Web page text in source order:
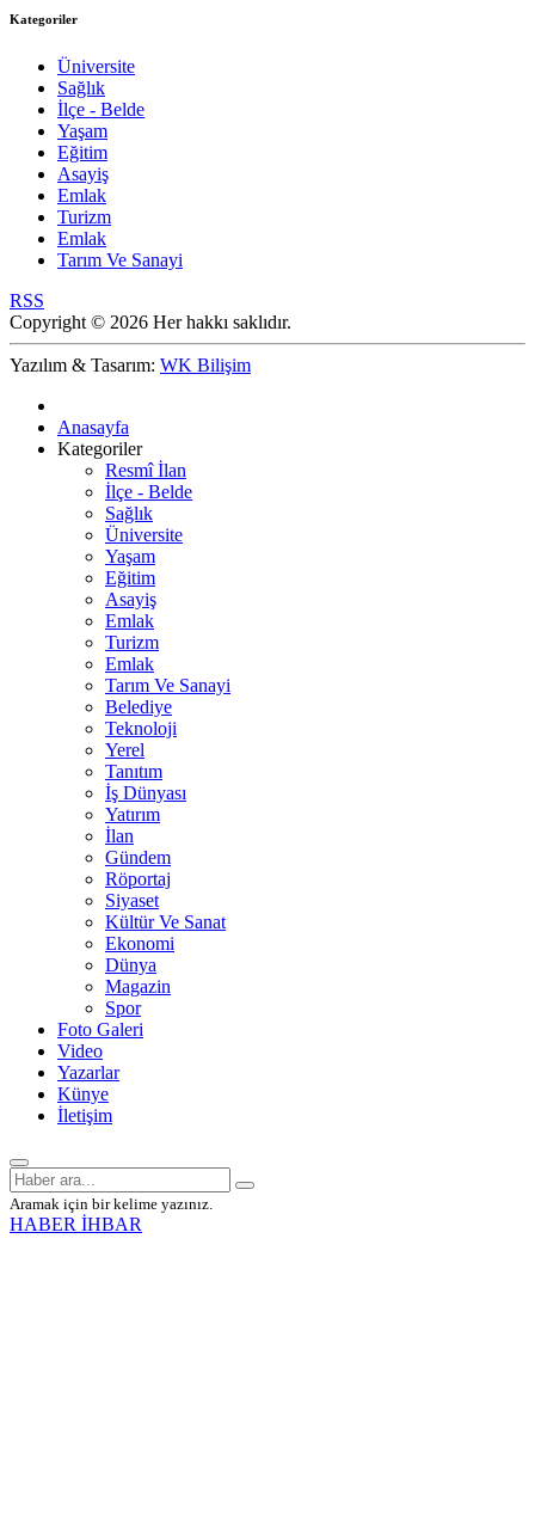
Kategoriler
Üniversite
Sağlık
İlçe - Belde
Yaşam
Eğitim
Asayiş
Emlak
Turizm
Emlak
Tarım Ve Sanayi
RSS
Copyright © 2026 Her hakkı saklıdır.
Yazılım & Tasarım: WK Bilişim
Anasayfa
Kategoriler
Resmî İlan
İlçe - Belde
Sağlık
Üniversite
Yaşam
Eğitim
Asayiş
Emlak
Turizm
Emlak
Tarım Ve Sanayi
Belediye
Teknoloji
Yerel
Tanıtım
İş Dünyası
Yatırım
İlan
Gündem
Röportaj
Siyaset
Kültür Ve Sanat
Ekonomi
Dünya
Magazin
Spor
Foto Galeri
Video
Yazarlar
Künye
İletişim
Aramak için bir kelime yazınız.
HABER İHBAR